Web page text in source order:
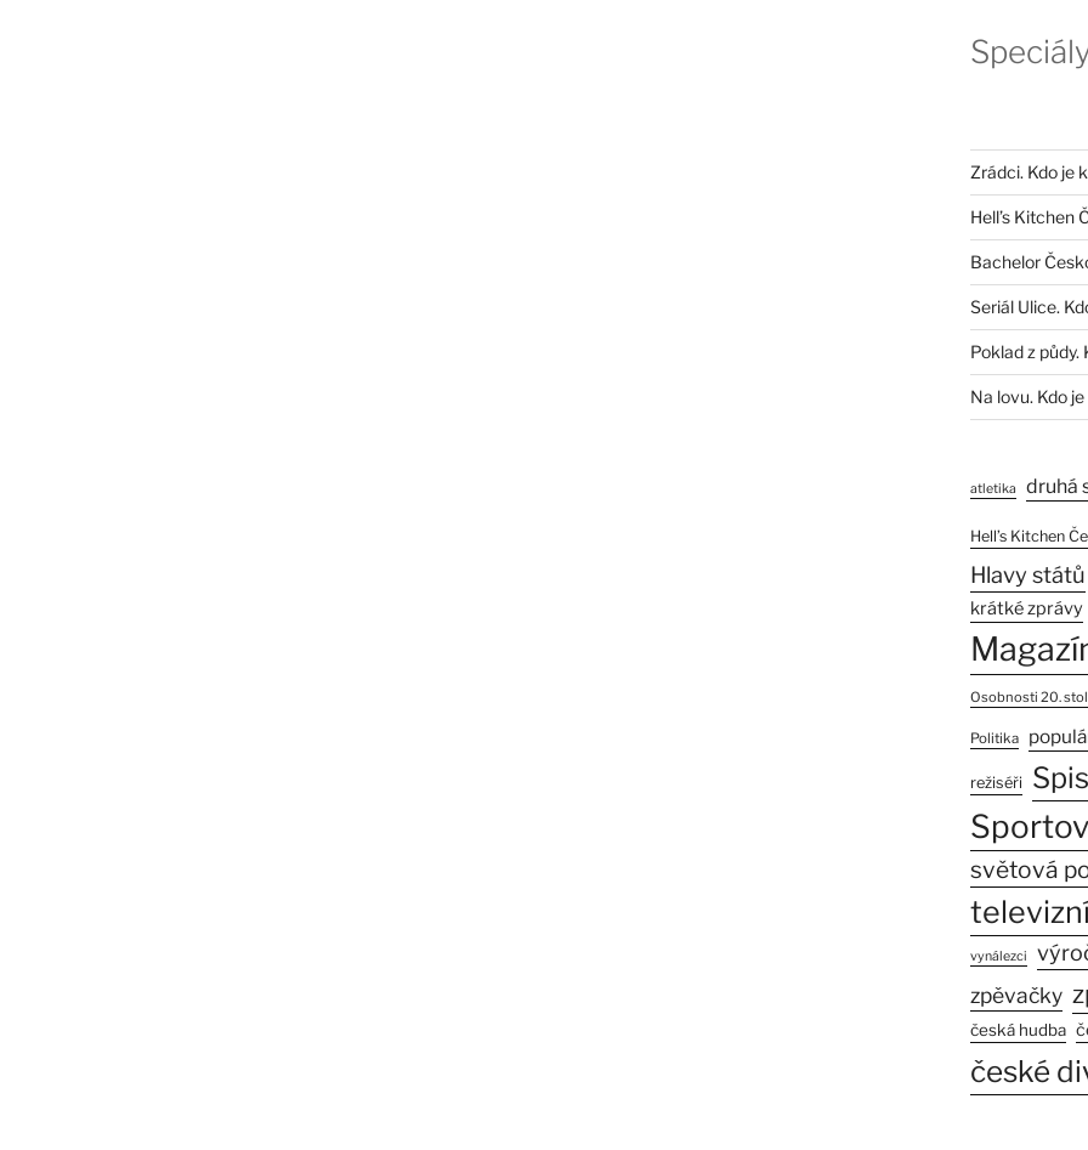
Zrádci. Kdo je
Hell’s Kitchen
Bachelor
Seriál Ulice.
Poklad z půdy.
Na lovu. Kdo
atletika druhá
Hell’s Kitchen
Hlavy států
krátké zprávy
Osobnosti 20.
Politika
režiséři
světová
vynálezci
zpěvačky
česká hudba
české